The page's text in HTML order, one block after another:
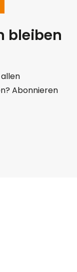
bleiben
Abonnieren